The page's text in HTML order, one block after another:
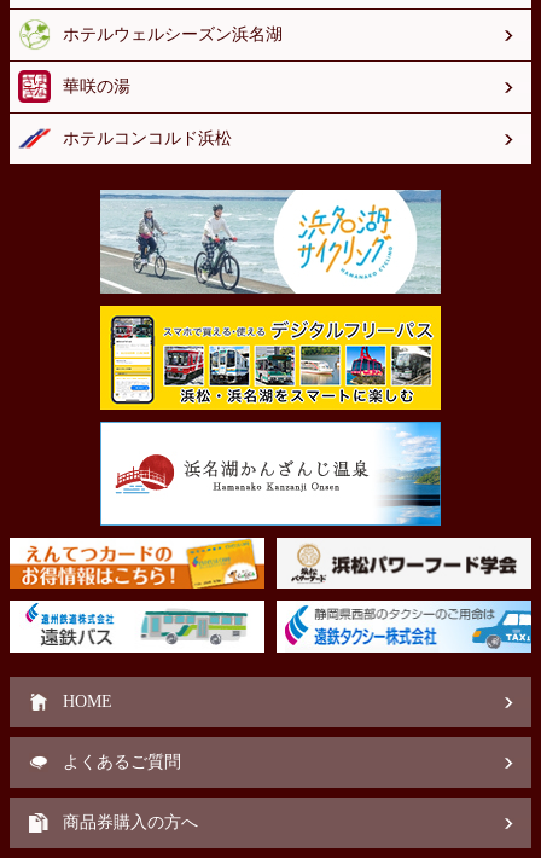
ホテルウェルシーズン浜名湖
華咲の湯
ホテルコンコルド浜松
HOME
よくあるご質問
商品券購入の方へ